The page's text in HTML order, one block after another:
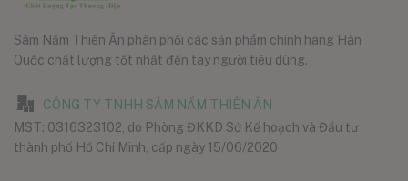
Sâm Nấm Thiên Ân phân phối các sản phẩm chính hãng Hàn
Quốc chất lượng tốt nhất đến tay người tiêu dùng.
CÔNG TY TNHH SÂM NẤM THIÊN ÂN
MST: 0316323102, do Phòng ĐKKD Sở Kế hoạch và Đầu tư
thành phố Hồ Chí Minh, cấp ngày 15/06/2020